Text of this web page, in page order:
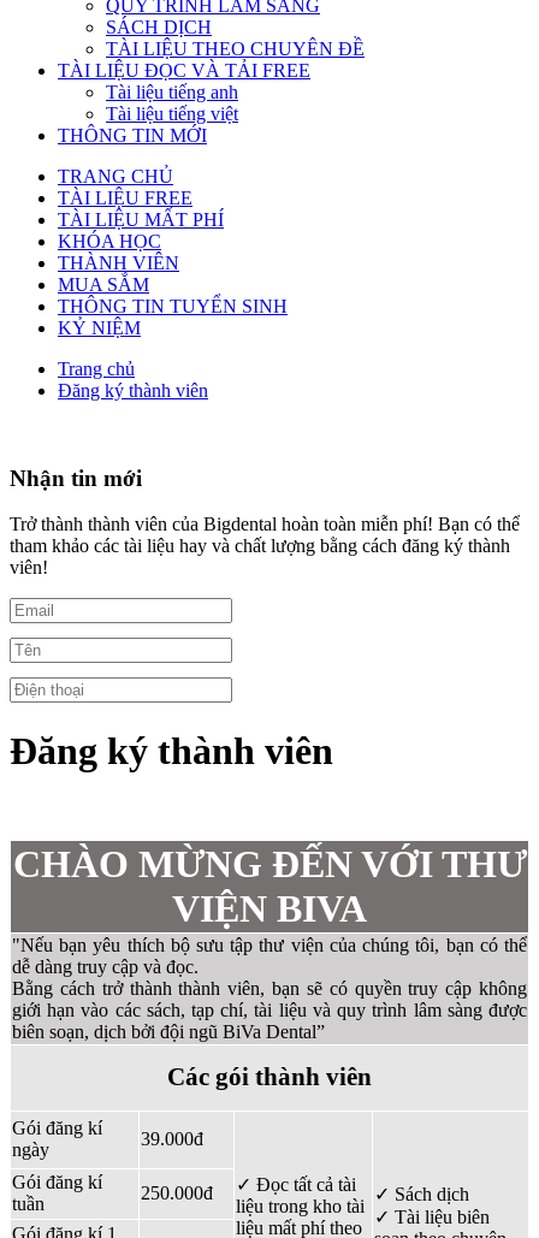
QUY TRÌNH LÂM SÀNG
SÁCH DỊCH
TÀI LIỆU THEO CHUYÊN ĐỀ
TÀI LIỆU ĐỌC VÀ TẢI FREE
Tài liệu tiếng anh
Tài liệu tiếng việt
THÔNG TIN MỚI
TRANG CHỦ
TÀI LIỆU FREE
TÀI LIỆU MẤT PHÍ
KHÓA HỌC
THÀNH VIÊN
MUA SẮM
THÔNG TIN TUYỂN SINH
KỶ NIỆM
Trang chủ
Đăng ký thành viên
Nhận tin mới
Trở thành thành viên của Bigdental hoàn toàn miễn phí! Bạn có thể
tham khảo các tài liệu hay và chất lượng bằng cách đăng ký thành
viên!
Đăng ký thành viên
CHÀO MỪNG ĐẾN VỚI THƯ
VIỆN BIVA
"Nếu bạn yêu thích bộ sưu tập thư viện của chúng tôi, bạn có thể
dễ dàng truy cập và đọc.
Bằng cách trở thành thành viên, bạn sẽ có quyền truy cập không
giới hạn vào các sách, tạp chí, tài liệu và quy trình lâm sàng được
biên soạn, dịch bởi đội ngũ BiVa Dental”
Các gói thành viên
Gói đăng kí
ngày
39.000đ
✓ Đọc tất cả tài
liệu trong kho tài
liệu mất phí theo
✓ Sách dịch
✓ Tài liệu biên
Gói đăng kí
tuần
250.000đ